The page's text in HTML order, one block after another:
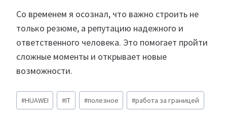
Со временем я осознал, что важно строить не
только резюме, а репутацию надежного и
ответственного человека. Это помогает пройти
сложные моменты и открывает новые
возможности.
Метки
записи:
#HUAWEI #IT #полезное #работа за границей